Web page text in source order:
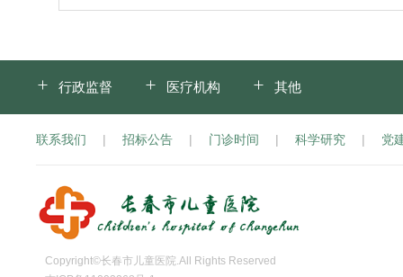
行政监督 医疗机构 其他
联系我们 | 招标公告 | 门诊时间 | 科学研究 | 党
Copyright©长春市儿童医院.All Rights Reserved